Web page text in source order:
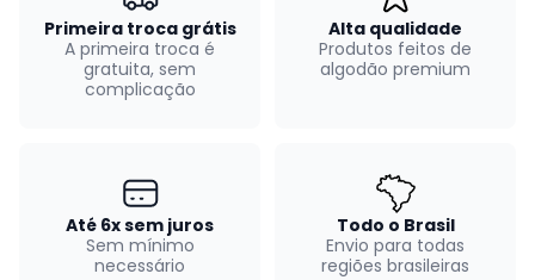
Primeira troca grátis
A primeira troca é
gratuita, sem
complicação
Alta qualidade
Produtos feitos de
algodão premium
Até 6x sem juros
Sem mínimo
necessário
Todo o Brasil
Envio para todas
regiões brasileiras